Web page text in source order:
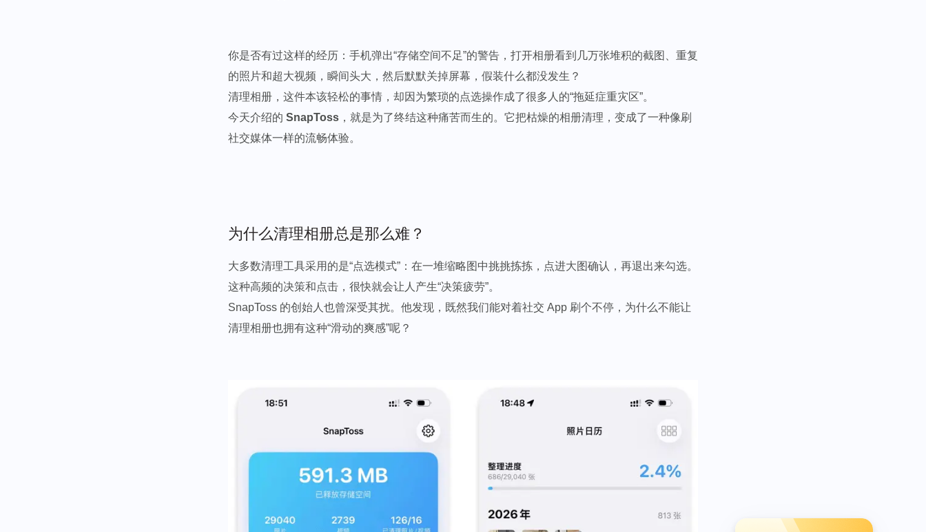
你是否有过这样的经历：手机弹出“存储空间不足”的警告，打开相册看到几万张堆积的截图、重复
的照片和超大视频，瞬间头大，然后默默关掉屏幕，假装什么都没发生？
清理相册，这件本该轻松的事情，却因为繁琐的点选操作成了很多人的“拖延症重灾区”。
今天介绍的 SnapToss，就是为了终结这种痛苦而生的。它把枯燥的相册清理，变成了一种像刷
社交媒体一样的流畅体验。
为什么清理相册总是那么难？
大多数清理工具采用的是“点选模式”：在一堆缩略图中挑挑拣拣，点进大图确认，再退出来勾选。
这种高频的决策和点击，很快就会让人产生“决策疲劳”。
SnapToss 的创始人也曾深受其扰。他发现，既然我们能对着社交 App 刷个不停，为什么不能让
清理相册也拥有这种“滑动的爽感”呢？